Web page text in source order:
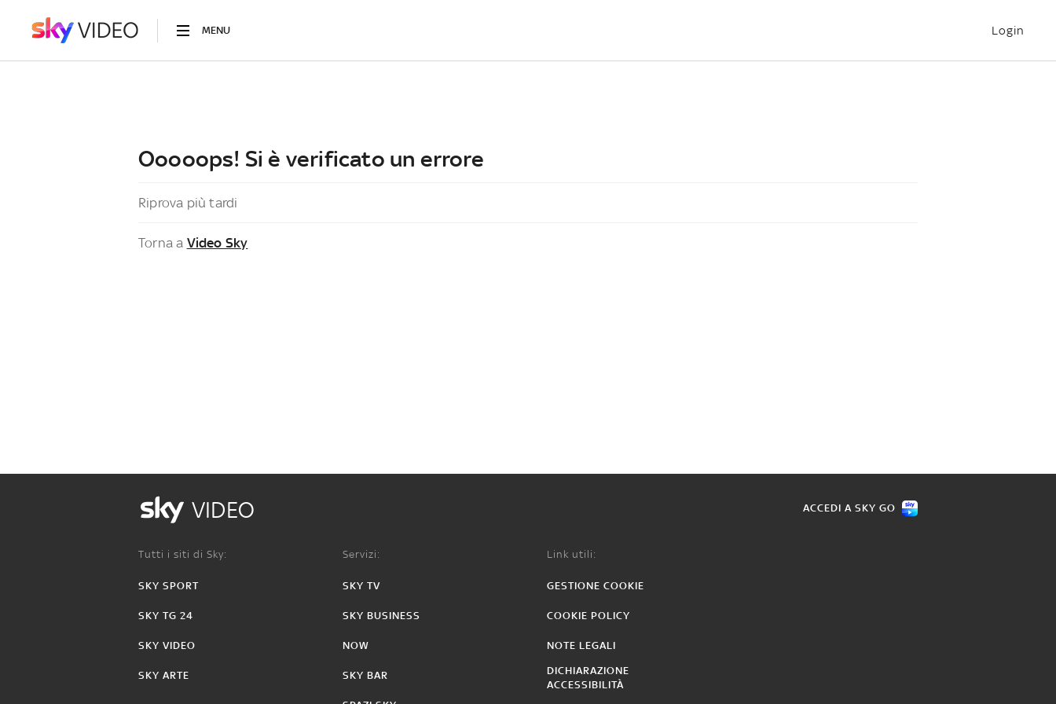
MENU Login
Ooooops! Si è verificato un errore
Riprova più tardi
Torna a Video Sky
VIDEO ACCEDI A SKY GO
Tutti i siti di Sky:
SKY SPORT
SKY TG 24
SKY VIDEO
SKY ARTE
Servizi:
SKY TV
SKY BUSINESS
NOW
SKY BAR
Link utili:
GESTIONE COOKIE
COOKIE POLICY
NOTE LEGALI
DICHIARAZIONE
ACCESSIBILITÀ